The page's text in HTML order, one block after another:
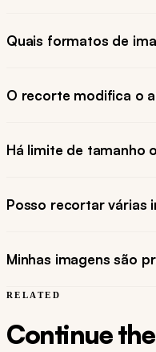
Quais formatos de
O recorte modifica o
Há limite de tamanho
Posso recortar várias
Minhas imagens são
RELATED
Continue